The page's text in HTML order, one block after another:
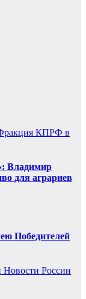
КПРФ в
Владимир
для аграриев
Победителей
Новости России